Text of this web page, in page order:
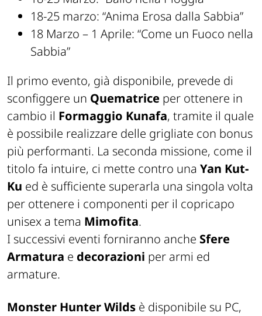
18-25 marzo: “Anima Erosa dalla Sabbia”
18 Marzo – 1 Aprile: “Come un Fuoco nella
Sabbia”
Il primo evento, già disponibile, prevede di
sconfiggere un Quematrice per ottenere in
cambio il Formaggio Kunafa, tramite il quale
è possibile realizzare delle grigliate con bonus
più performanti. La seconda missione, come il
titolo fa intuire, ci mette contro una Yan Kut-
Ku ed è sufficiente superarla una singola volta
per ottenere i componenti per il copricapo
unisex a tema Mimofita.
I successivi eventi forniranno anche Sfere
Armatura e decorazioni per armi ed
armature.
Monster Hunter Wilds è disponibile su PC,